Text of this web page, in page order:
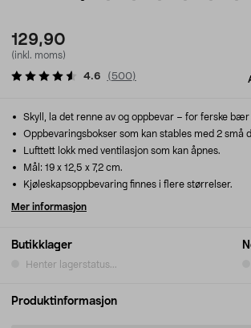
129,90
(inkl. moms)
4.6 ( 500)
Butikklager
Henter lagerstatus...
Skyll, la det renne av og oppbevar – for ferske
Oppbevaringsbokser som kan stables med 2 små
Lufttett lokk med ventilasjon som kan åpnes.
Mål: 19 x 12,5 x 7,2 cm.
Kjøleskapsoppbevaring finnes i flere størrelser.
Mer informasjon
Produktinformasjon